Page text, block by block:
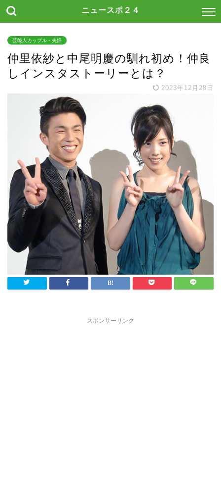
ニュースポ２４
芸能人カップル・夫婦
仲里依紗と中尾明慶の馴れ初め！仲良
しインスタストーリーとは？
2023年12月28日
スポンサーリンク